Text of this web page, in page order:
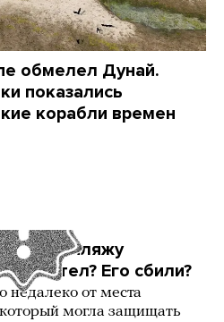
обмелел Дунай.
показались
корабли времен
по пляжу
он летел? Его сбили?
недалеко от места
могла защищать